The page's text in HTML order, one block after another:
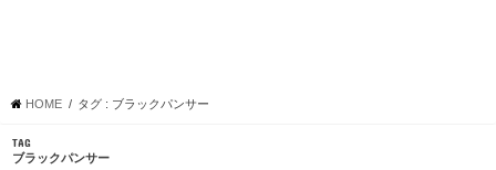
HOME タグ : ブラックパンサー
TAG
ブラックパンサー